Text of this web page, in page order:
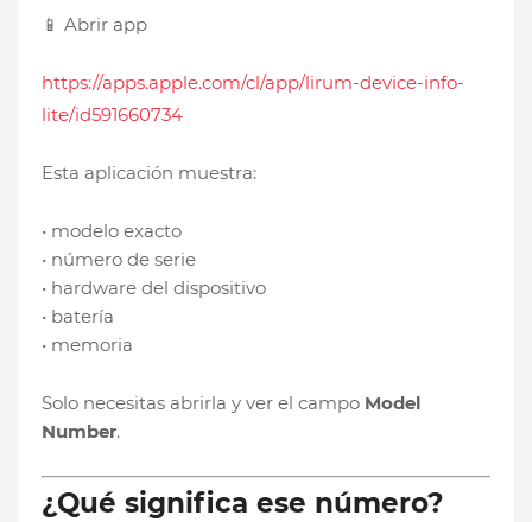
📱 Abrir app
https://apps.apple.com/cl/app/lirum-device-info-
lite/id591660734
Esta aplicación muestra:
• modelo exacto
• número de serie
• hardware del dispositivo
• batería
• memoria
Solo necesitas abrirla y ver el campo Model
Number.
¿Qué significa ese número?